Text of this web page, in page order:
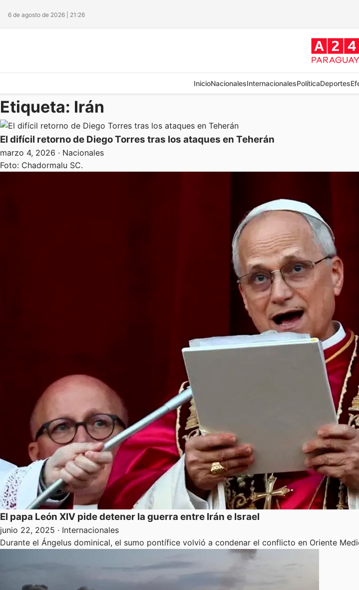
6 de agosto de 2026 | 21:26
InicioNacionalesInternacionalesPolíticaDeportes
Etiqueta: Irán
El difícil retorno de Diego Torres tras los ataques en Teherán
marzo 4, 2026 · Nacionales
Foto: Chadormalu SC.
El papa León XIV pide detener la guerra entre Irán e Israel
junio 22, 2025 · Internacionales
Durante el Ángelus dominical, el sumo pontífice volvió a condenar el conflicto en Oriente